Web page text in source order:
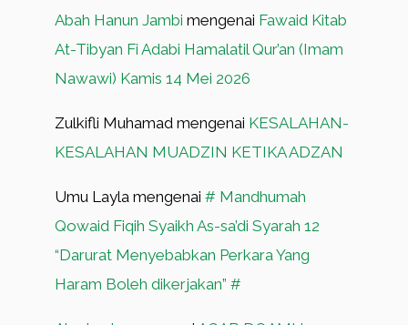
Abah Hanun Jambi mengenai Fawaid Kitab
At-Tibyan Fi Adabi Hamalatil Qur’an (Imam
Nawawi) Kamis 14 Mei 2026
Zulkifli Muhamad mengenai KESALAHAN-
KESALAHAN MUADZIN KETIKA ADZAN
Umu Layla mengenai # Mandhumah
Qowaid Fiqih Syaikh As-sa’di Syarah 12
“Darurat Menyebabkan Perkara Yang
Haram Boleh dikerjakan” #